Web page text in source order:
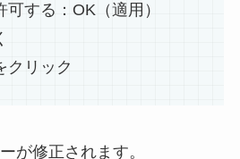
する：OK（適用）
リック
が修正されます。